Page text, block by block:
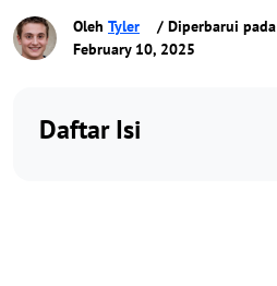
Oleh Tyler
/ Diperbarui pada
February 10, 2025
Daftar Isi